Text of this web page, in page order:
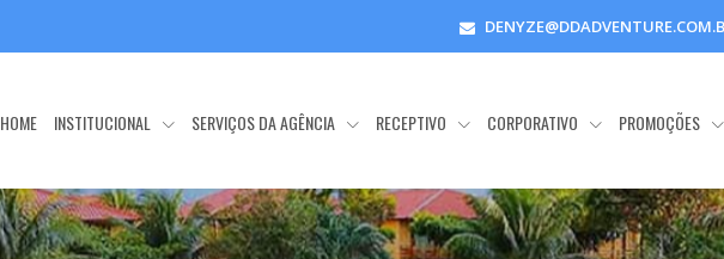
HOME INSTITUCIONAL SERVIÇOS DA AGÊNCIA RECEPTIVO CORPORATIVO PROMOÇÕES